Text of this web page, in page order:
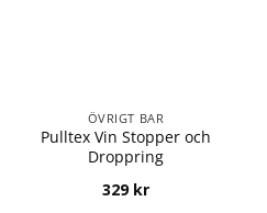
ÖVRIGT BAR
Pulltex Vin Stopper och
Droppring
329 kr